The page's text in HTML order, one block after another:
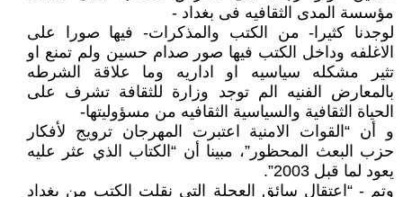
مؤسسة المدى الثقافيه فى بغداد -
لوجدنا كثيرا- من الكتب والمذكرات- فيها صورا على
الاغلفه وداخل الكتب فيها صور صدام حسين ولم تمنع او
تثير مشكله سياسيه او اداريه وما علاقة الشرطه
بالمعارض الفنيه الم توجد وزارة للثقافة تشرف على
الحياة الثقافية والسياسية الثقافيه من مسؤوليتها-
و أن “القوات الامنية اعتبرت المهرجان ترويج لأفكار
حزب البعث المحظور”، مبينا أن “الكتاب الذي عثر عليه
يعود لما قبل 2003”.
وتم - “اعتقال سائق العجلة التي نقلت الكتب من بغداد